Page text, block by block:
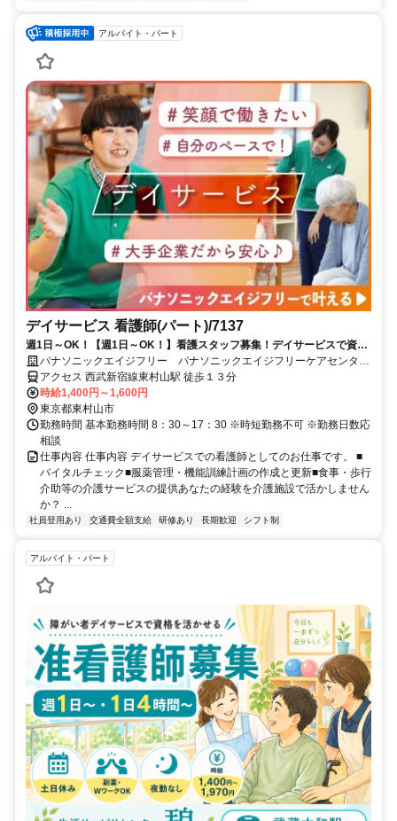
アルバイト・パート
デイサービス 看護師(パート)/7137
週1日～OK！【週1日～OK！】看護スタッフ募集！デイサービスで資格
と経験を活かしませんか？日勤のお仕事です。ブランクのある方もお気
軽にご応募ください！
パナソニックエイジフリー パナソニックエイジフリーケアセンター
東村山・デイサービス
アクセス 西武新宿線東村山駅 徒歩１３分
時給1,400円～1,600円
東京都東村山市
勤務時間 基本勤務時間 8：30～17：30 ※時短勤務不可 ※勤務日数応
相談
仕事内容 仕事内容 デイサービスでの看護師としてのお仕事です。 ■
バイタルチェック■服薬管理・機能訓練計画の作成と更新■食事・歩行
介助等の介護サービスの提供あなたの経験を介護施設で活かしません
か？ ...
社員登用あり 交通費全額支給 研修あり 長期歓迎 シフト制
アルバイト・パート